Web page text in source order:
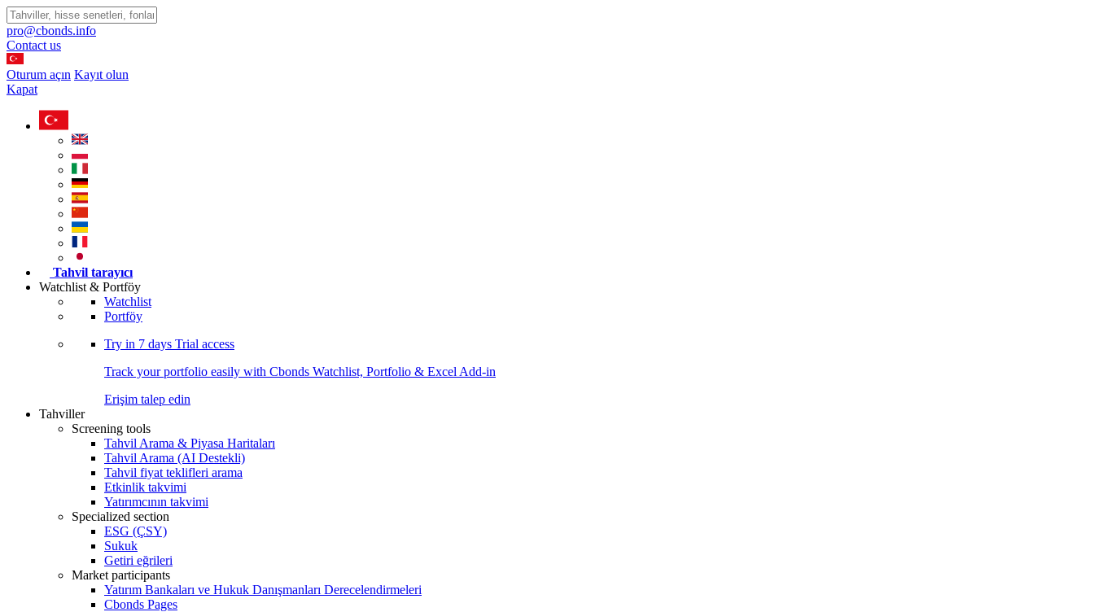
pro@cbonds.info
Contact us
Oturum açın Kayıt olun
Kapat
Tahvil tarayıcı
Watchlist & Portföy
Watchlist
Portföy
Try in 7 days Trial access
Track your portfolio easily with Cbonds Watchlist, Portfolio & Excel Add-in
Erişim talep edin
Tahviller
Screening tools
Tahvil Arama & Piyasa Haritaları
Tahvil Arama (AI Destekli)
Tahvil fiyat teklifleri arama
Etkinlik takvimi
Yatırımcının takvimi
Specialized section
ESG (ÇSY)
Sukuk
Getiri eğrileri
Market participants
Yatırım Bankaları ve Hukuk Danışmanları Derecelendirmeleri
Cbonds Pages